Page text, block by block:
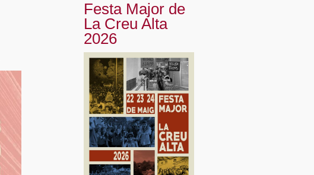
Festa Major de
La Creu Alta
2026